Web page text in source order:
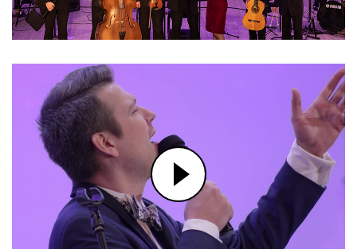
ФРАГМЕНТЫ КОНЦЕРТА «ВЕК
ТАНГО». К 100-ЛЕТИЮ АСТОРА
ПЬЯЦЦОЛЛА